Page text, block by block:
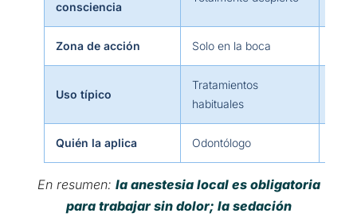
consciencia
Zona de acción Solo en la boca
Uso típico
Tratamientos
habituales
Quién la aplica Odontólogo
En resumen: la anestesia local es obligatoria
para trabajar sin dolor; la sedación